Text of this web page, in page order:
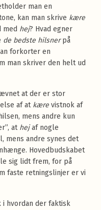
man en
kan man skrive kære
med hej? Hvad egner
de bedste hilsnerpå
forkorter en
man skriver den helt ud
at der er stor
af at kærevistnok af
mens andre kun
at hejaf nogle
mens andre synes det
Hovedbudskabet
sig lidt frem, for på
faste retningslinjer er vi
i hvordan der faktisk